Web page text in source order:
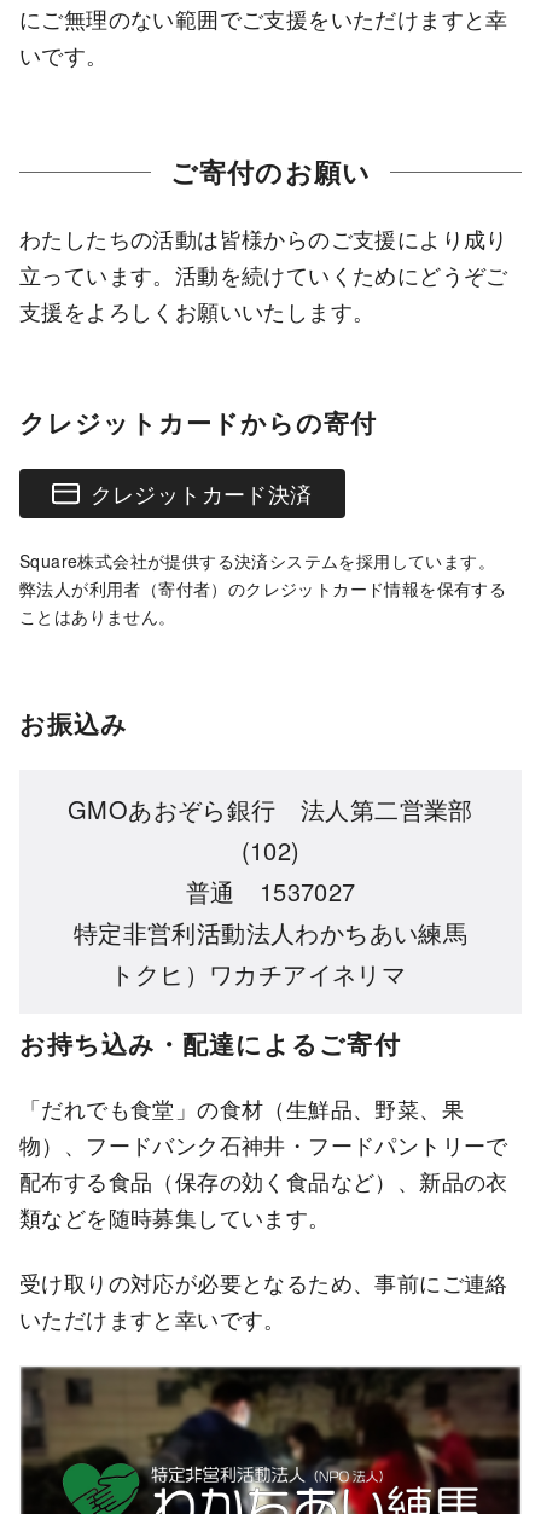
にご無理のない範囲でご支援をいただけますと幸
いです。
ご寄付のお願い
わたしたちの活動は皆様からのご支援により成り
立っています。活動を続けていくためにどうぞご
支援をよろしくお願いいたします。
クレジットカードからの寄付
クレジットカード決済
Square株式会社が提供する決済システムを採用しています。
弊法人が利用者（寄付者）のクレジットカード情報を保有する
ことはありません。
お振込み
GMOあおぞら銀行 法人第二営業部
(102)
普通 1537027
特定非営利活動法人わかちあい練馬
トクヒ）ワカチアイネリマ
お持ち込み・配達によるご寄付
「だれでも食堂」の食材（生鮮品、野菜、果
物）、フードバンク石神井・フードパントリーで
配布する食品（保存の効く食品など）、新品の衣
類などを随時募集しています。
受け取りの対応が必要となるため、事前にご連絡
いただけますと幸いです。